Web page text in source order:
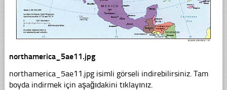
northamerica_5ae11.jpg
northamerica_5ae11.jpg isimli görseli indirebilirsiniz. Tam
boyda indirmek için aşağıdakini tıklayınız.